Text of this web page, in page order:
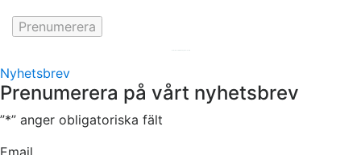
Nyhetsbrev
Prenumerera på vårt nyhetsbrev
”*” anger obligatoriska fält
Email